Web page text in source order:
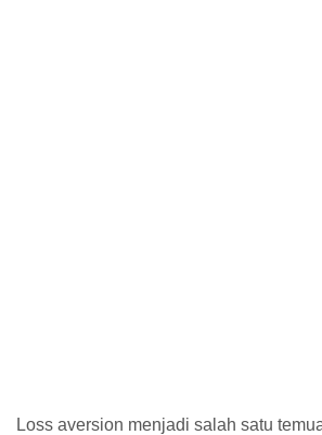
Loss aversion menjadi salah satu